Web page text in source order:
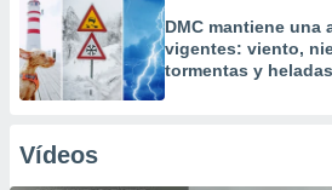
DMC mantiene una
vigentes: viento,
tormentas y
Vídeos